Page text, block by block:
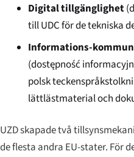
Digital tillgänglighet(
till UDC för de tekniska
Informations-
(dostępność
polsk
lättlästmaterial och
UZD skapade två
de flesta andra EU-stater. För